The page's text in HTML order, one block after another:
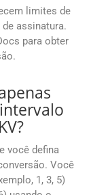
limites de
assinatura.
para obter
você defina
Você
1, 3, 5)